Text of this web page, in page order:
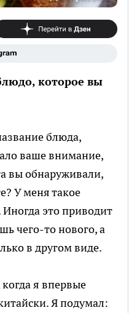
которое вы
блюда,
ваше внимание,
вы обнаруживали,
У меня такое
Иногда это приводит
чего-то нового, а
в другом виде.
я впервые
Я подумал: